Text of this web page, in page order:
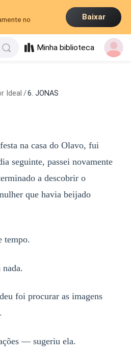
no
Baixar
Minha biblioteca
Ideal /6. JONAS
na casa do Olavo, fui
seguinte, passei novamente
a descobrir o
que havia beijado
tempo.
foi procurar as imagens
— sugeriu ela.